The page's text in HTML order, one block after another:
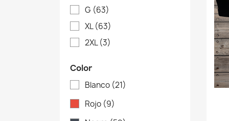
G (63)
XL(63)
2XL(3)
Color
Blanco (21)
Rojo (9)